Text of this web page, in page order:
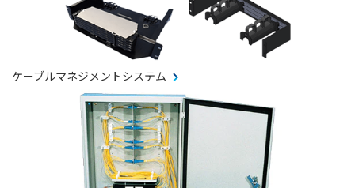
ケーブルマネジメントシステム